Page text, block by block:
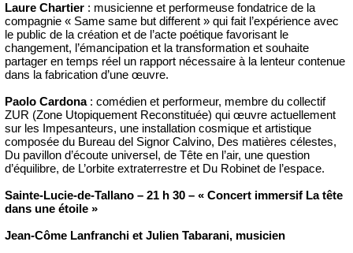
Laure Chartier : musicienne et performeuse fondatrice de la
compagnie « Same same but different » qui fait l’expérience avec
le public de la création et de l’acte poétique favorisant le
changement, l’émancipation et la transformation et souhaite
partager en temps réel un rapport nécessaire à la lenteur contenue
dans la fabrication d’une œuvre.
Paolo Cardona: comédien et performeur, membre du collectif
ZUR (Zone Utopiquement Reconstituée) qui œuvre actuellement
sur les Impesanteurs, une installation cosmique et artistique
composée du Bureau del Signor Calvino, Des matières célestes,
Du pavillon d’écoute universel, de Tête en l’air, une question
d’équilibre, de L’orbite extraterrestre et Du Robinet de l’espace.
Sainte-Lucie-de-Tallano – 21 h 30 – « Concert immersif La tête
dans une étoile »
Jean-Côme Lanfranchi et Julien Tabarani, musicien